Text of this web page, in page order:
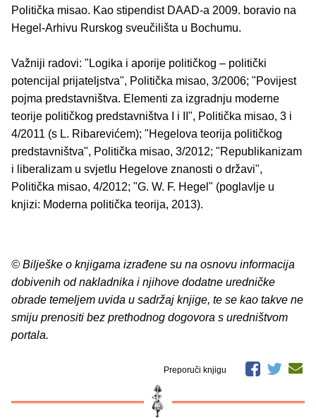
Politička misao. Kao stipendist DAAD-a 2009. boravio na
Hegel-Arhivu Rurskog sveučilišta u Bochumu.
Važniji radovi: "Logika i aporije političkog – politički
potencijal prijateljstva", Politička misao, 3/2006; "Povijest
pojma predstavništva. Elementi za izgradnju moderne
teorije političkog predstavništva I i II", Politička misao, 3 i
4/2011 (s L. Ribarevićem); "Hegelova teorija političkog
predstavništva", Politička misao, 3/2012; "Republikanizam
i liberalizam u svjetlu Hegelove znanosti o državi",
Politička misao, 4/2012; "G. W. F. Hegel" (poglavlje u
knjizi: Moderna politička teorija, 2013).
© Bilješke o knjigama izrađene su na osnovu informacija
dobivenih od nakladnika i njihove dodatne uredničke
obrade temeljem uvida u sadržaj knjige, te se kao takve ne
smiju prenositi bez prethodnog dogovora s uredništvom
portala.
Preporuči knjigu